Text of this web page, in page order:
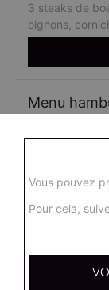
3 steaks de
oignons,
Menu
frites + 1
Menu
cornichons +
Vous pouvez
Pour cela,